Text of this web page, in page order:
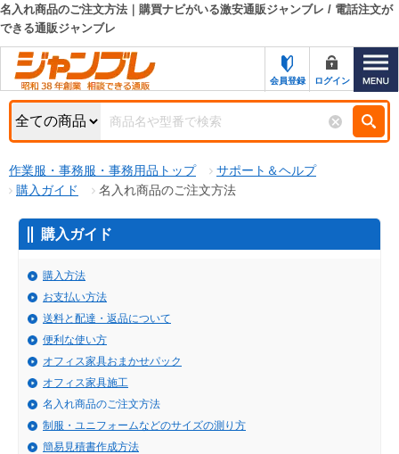
カテゴリー一覧
お知らせ
お問い合わせ
サポート＆ヘルプ
ジャンブレの特長
新規登録キャンペーン
名入れ刺繍
キーワード検索
検索
検索条件
商品カテゴリから選ぶ
おすすめ
NEW
売れ筋
オリジナル
処分品
販売終了
販売価格(税抜き)で絞る
名入れ商品のご注文方法｜購買ナビがいる激安通販ジャンブレ / 電話注文が
できる通販ジャンブレ
会員登録 ログイン
作業服・事務服・事務用品トップ
サポート＆ヘルプ
購入ガイド
名入れ商品のご注文方法
購入ガイド
購入方法
お支払い方法
送料と配達・返品について
便利な使い方
オフィス家具おまかせパック
オフィス家具施工
名入れ商品のご注文方法
制服・ユニフォームなどのサイズの測り方
簡易見積書作成方法